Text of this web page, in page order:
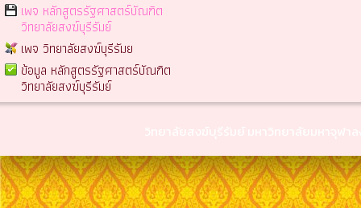
เพจ หลักสูตรรัฐศาสตร์บัณฑิต
วิทยาลัยสงฆ์บุรีรัมย์
เพจ วิทยาลัยสงฆ์บุรีรัมย
ข้อมูล หลักสูตรรัฐศาสตร์บัณฑิต
วิทยาลัยสงฆ์บุรีรัมย์